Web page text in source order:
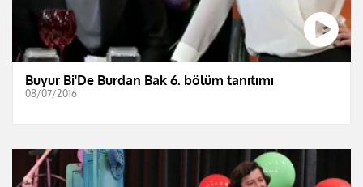
Buyur Bi'De Burdan Bak 6. bölüm tanıtımı
08/07/2016